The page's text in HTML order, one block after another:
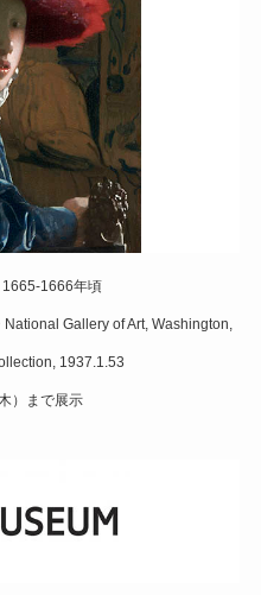
1665-1666年頃
Gallery of Art, Washington,
1937.1.53
）まで展示